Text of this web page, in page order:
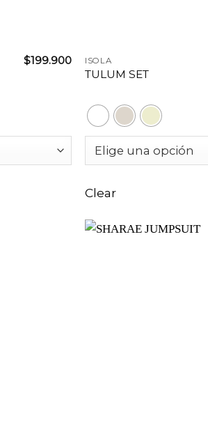
$199.900 ISOLA
TULUM SET
Clear